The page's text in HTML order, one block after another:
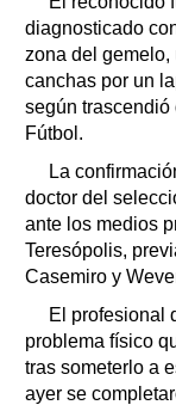
diagnosticado
zona del
canchas por un
según
Fútbol.
La
doctor del
ante los medios
Teresópolis,
Casemiro y
El profesional
problema físico
tras someterlo a
ayer se